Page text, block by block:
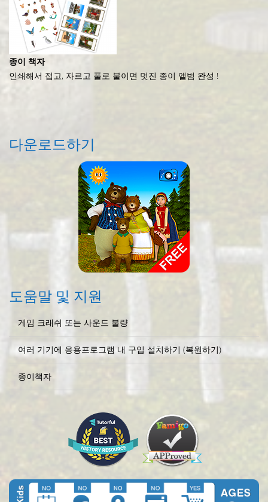
종이 책자
인쇄해서 접고, 자르고 풀로 붙이면 멋진 종이 앨범 완성 !
다운로드하기
도움말 및 지원
게임 크래쉬 또는 사운드 불량
여러 기기에 응용프로그램 내 구입 설치하기 (복원하기)
종이책자